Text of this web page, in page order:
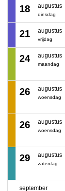
18 augustus
dinsdag
21 augustus
vrijdag
24 augustus
maandag
26 augustus
woensdag
26 augustus
woensdag
29 augustus
zaterdag
september